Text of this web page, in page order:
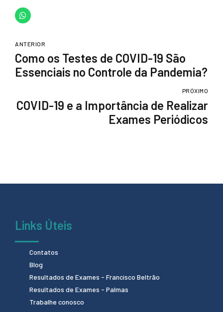
ANTERIOR
Como os Testes de COVID-19 São
Essenciais no Controle da Pandemia?
PRÓXIMO
COVID-19 e a Importância de Realizar
Exames Periódicos
Links Úteis
Contatos
Blog
Resultados de Exames - Francisco Beltrão
Resultados de Exames - Palmas
Trabalhe conosco